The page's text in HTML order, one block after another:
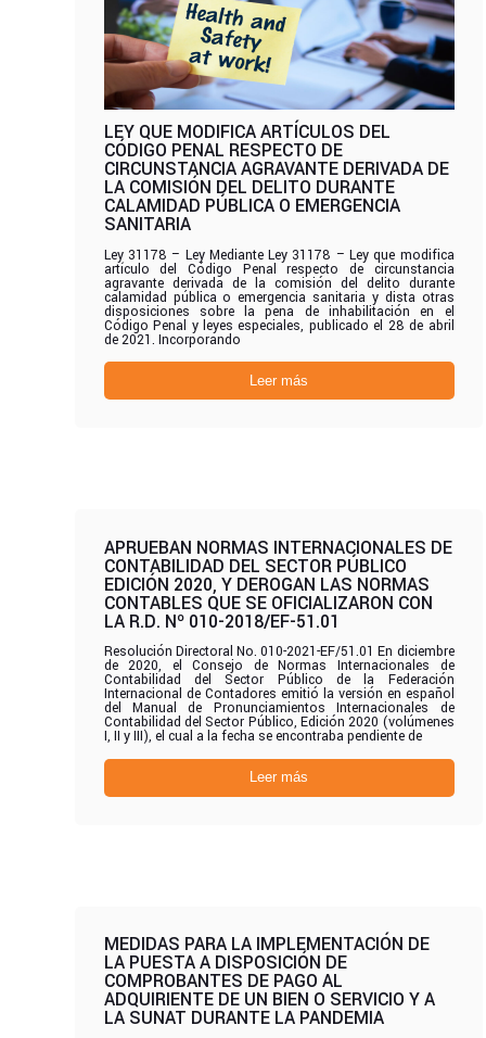
LEY QUE MODIFICA ARTÍCULOS DEL
CÓDIGO PENAL RESPECTO DE
CIRCUNSTANCIA AGRAVANTE DERIVADA DE
LA COMISIÓN DEL DELITO DURANTE
CALAMIDAD PÚBLICA O EMERGENCIA
SANITARIA
Ley 31178 – Ley Mediante Ley 31178 – Ley que modifica
artículo del Código Penal respecto de circunstancia
agravante derivada de la comisión del delito durante
calamidad pública o emergencia sanitaria y dista otras
disposiciones sobre la pena de inhabilitación en el
Código Penal y leyes especiales, publicado el 28 de abril
de 2021. Incorporando
Leer más
APRUEBAN NORMAS INTERNACIONALES DE
CONTABILIDAD DEL SECTOR PÚBLICO
EDICIÓN 2020, Y DEROGAN LAS NORMAS
CONTABLES QUE SE OFICIALIZARON CON
LA R.D. Nº 010-2018/EF-51.01
Resolución Directoral No. 010-2021-EF/51.01 En diciembre
de 2020, el Consejo de Normas Internacionales de
Contabilidad del Sector Público de la Federación
Internacional de Contadores emitió la versión en español
del Manual de Pronunciamientos Internacionales de
Contabilidad del Sector Público, Edición 2020 (volúmenes
I, II y III), el cual a la fecha se encontraba pendiente de
Leer más
MEDIDAS PARA LA IMPLEMENTACIÓN DE
LA PUESTA A DISPOSICIÓN DE
COMPROBANTES DE PAGO AL
ADQUIRIENTE DE UN BIEN O SERVICIO Y A
LA SUNAT DURANTE LA PANDEMIA